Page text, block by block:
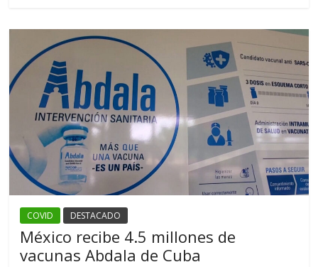
COVID DESTACADO
México recibe 4.5 millones de
vacunas Abdala de Cuba